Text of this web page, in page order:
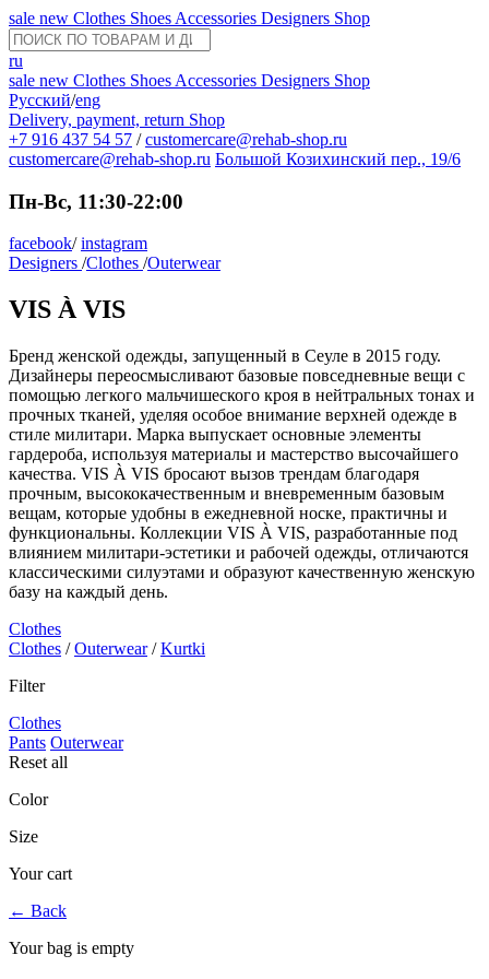
sale new Clothes Shoes Accessories Designers Shop
ru
sale new Clothes Shoes Accessories Designers Shop
Русский/eng
Delivery, payment, return Shop
+7 916 437 54 57 / customercare@rehab-shop.ru
customercare@rehab-shop.ru Большой Козихинский пер., 19/6
Пн-Вс, 11:30-22:00
facebook/instagram
Designers /Clothes /Outerwear
VIS À VIS
Бренд женской одежды, запущенный в Сеуле в 2015 году.
Дизайнеры переосмысливают базовые повседневные вещи с
помощью легкого мальчишеского кроя в нейтральных тонах и
прочных тканей, уделяя особое внимание верхней одежде в
стиле милитари. Марка выпускает основные элементы
гардероба, используя материалы и мастерство высочайшего
качества. VIS À VIS бросают вызов трендам благодаря
прочным, высококачественным и вневременным базовым
вещам, которые удобны в ежедневной носке, практичны и
функциональны. Коллекции VIS À VIS, разработанные под
влиянием милитари-эстетики и рабочей одежды, отличаются
классическими силуэтами и образуют качественную женскую
базу на каждый день.
Clothes
Clothes / Outerwear / Kurtki
Filter
Clothes
Pants Outerwear
Reset all
Color
Size
Your cart
← Back
Your bag is empty